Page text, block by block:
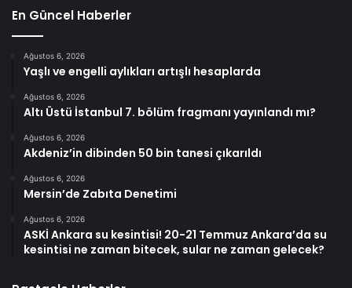
En Güncel Haberler
Ağustos 6, 2026
Yaşlı ve engelli aylıkları artışlı hesaplarda
Ağustos 6, 2026
Altı Üstü İstanbul 7. bölüm fragmanı yayınlandı mı?
Ağustos 6, 2026
Akdeniz’in dibinden 50 bin tanesi çıkarıldı
Ağustos 6, 2026
Mersin’de Zabıta Denetimi
Ağustos 6, 2026
ASKİ Ankara su kesintisi! 20-21 Temmuz Ankara’da su
kesintisi ne zaman bitecek, sular ne zaman gelecek?